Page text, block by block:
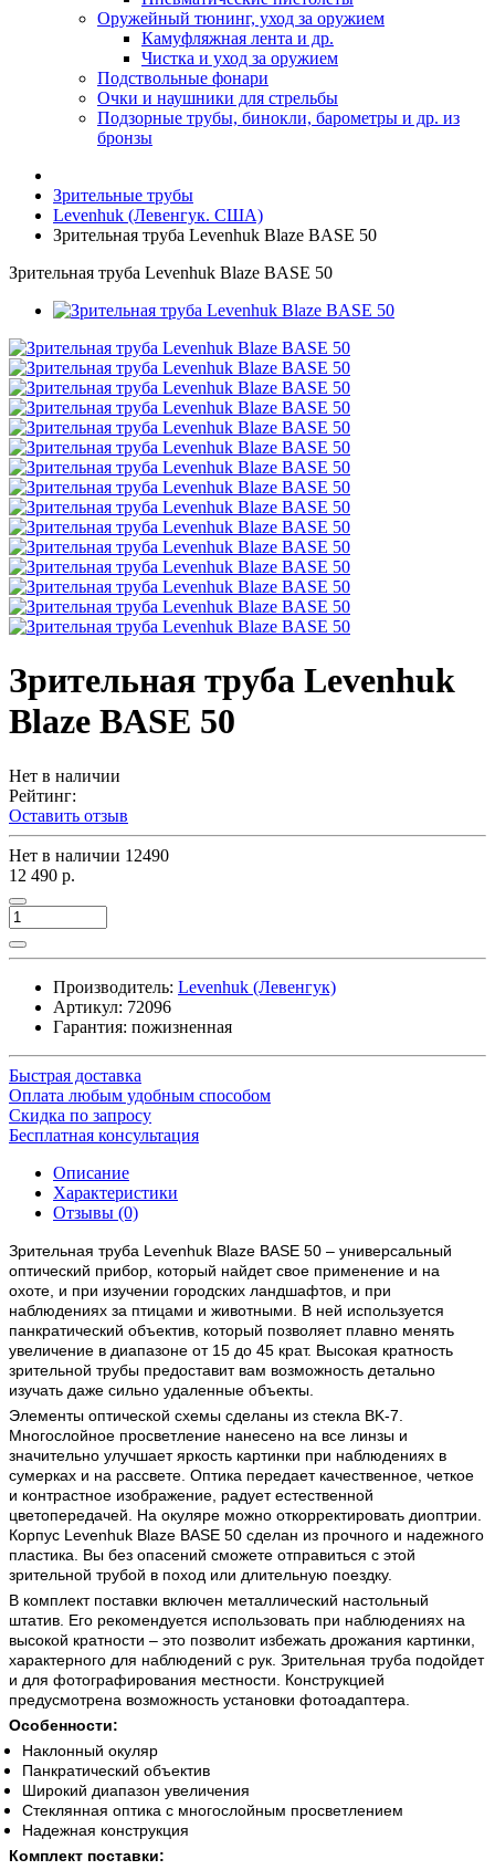
Оружейный тюнинг, уход за оружием
Камуфляжная лента и др.
Чистка и уход за оружием
Подствольные фонари
Очки и наушники для стрельбы
Подзорные трубы, бинокли, барометры и др. из
бронзы
Зрительные трубы
Levenhuk (Левенгук. США)
Зрительная труба Levenhuk Blaze BASE 50
Зрительная труба Levenhuk Blaze BASE 50
Зрительная труба Levenhuk
Blaze BASE 50
Нет в наличии
Рейтинг:
Оставить отзыв
Нет в наличии 12490
12 490 р.
Производитель: Levenhuk (Левенгук)
Артикул: 72096
Гарантия: пожизненная
Быстрая доставка
Оплата любым удобным способом
Скидка по запросу
Бесплатная консультация
Описание
Характеристики
Отзывы (0)
Зрительная труба Levenhuk Blaze BASE 50 – универсальный
оптический прибор, который найдет свое применение и на
охоте, и при изучении городских ландшафтов, и при
наблюдениях за птицами и животными. В ней используется
панкратический объектив, который позволяет плавно менять
увеличение в диапазоне от 15 до 45 крат. Высокая кратность
зрительной трубы предоставит вам возможность детально
изучать даже сильно удаленные объекты.
Элементы оптической схемы сделаны из стекла BK-7.
Многослойное просветление нанесено на все линзы и
значительно улучшает яркость картинки при наблюдениях в
сумерках и на рассвете. Оптика передает качественное, четкое
и контрастное изображение, радует естественной
цветопередачей. На окуляре можно откорректировать диоптрии.
Корпус Levenhuk Blaze BASE 50 сделан из прочного и надежного
пластика. Вы без опасений сможете отправиться с этой
зрительной трубой в поход или длительную поездку.
В комплект поставки включен металлический настольный
штатив. Его рекомендуется использовать при наблюдениях на
высокой кратности – это позволит избежать дрожания картинки,
характерного для наблюдений с рук. Зрительная труба подойдет
и для фотографирования местности. Конструкцией
предусмотрена возможность установки фотоадаптера.
Особенности:
Наклонный окуляр
Панкратический объектив
Широкий диапазон увеличения
Стеклянная оптика с многослойным просветлением
Надежная конструкция
Комплект поставки: